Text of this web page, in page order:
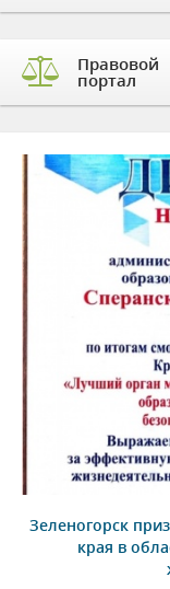
Правовой
портал
Зеленогорск
края в